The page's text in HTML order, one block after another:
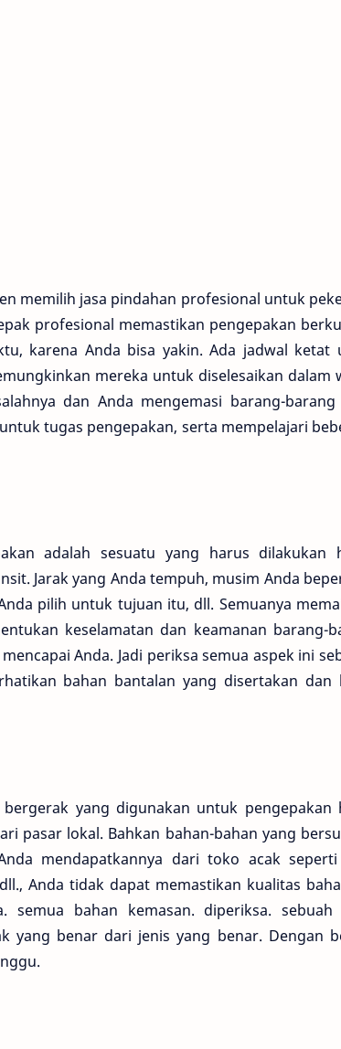
memilih jasa pindahan profesional untuk
profesional memastikan pengepakan
karena Anda bisa yakin. Ada jadwal ketat
mereka untuk diselesaikan dalam
dan Anda mengemasi barang-barang
tugas pengepakan, serta mempelajari
adalah sesuatu yang harus dilakukan
Jarak yang Anda tempuh, musim Anda
pilih untuk tujuan itu, dll. Semuanya
keselamatan dan keamanan barang-
Anda. Jadi periksa semua aspek ini
bahan bantalan yang disertakan dan
yang digunakan untuk pengepakan
pasar lokal. Bahkan bahan-bahan yang
mendapatkannya dari toko acak
Anda tidak dapat memastikan kualitas
semua bahan kemasan. diperiksa. sebuah
yang benar dari jenis yang benar. Dengan